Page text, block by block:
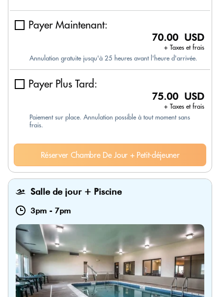
Payer Maintenant:
70.00 USD
+ Taxes et frais
Annulation gratuite jusqu'à 25 heures avant l'heure d'arrivée.
Payer Plus Tard:
75.00 USD
+ Taxes et frais
Paiement sur place. Annulation possible à tout moment sans
frais.
Réserver Chambre De Jour + Petit-déjeuner
Salle de jour + Piscine
3pm - 7pm